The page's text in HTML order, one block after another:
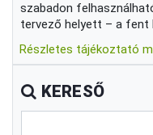
szabadon
tervező helyett – a fent
Részletes tájékoztató
KERESŐ